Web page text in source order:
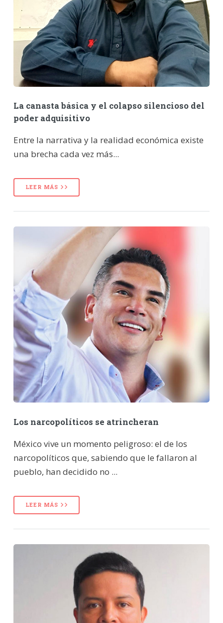
La canasta básica y el colapso silencioso del
poder adquisitivo
Entre la narrativa y la realidad económica existe
una brecha cada vez más...
LEER MÁS
Los narcopolíticos se atrincheran
México vive un momento peligroso: el de los
narcopolíticos que, sabiendo que le fallaron al
pueblo, han decidido no ...
LEER MÁS